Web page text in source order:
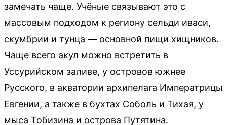
замечать чаще. Учёные связывают это с
массовым подходом к региону сельди иваси,
скумбрии и тунца — основной пищи хищников.
Чаще всего акул можно встретить в
Уссурийском заливе, у островов южнее
Русского, в акватории архипелага Императрицы
Евгении, а также в бухтах Соболь и Тихая, у
мыса Тобизина и острова Путятина.